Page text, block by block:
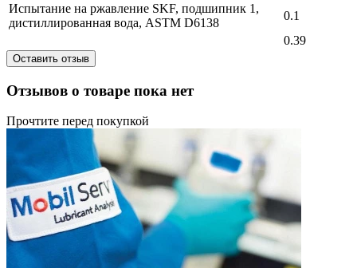
Испытание на ржавление SKF, подшипник 1,
дистиллированная вода, ASTM D6138
0.1
0.39
Оставить отзыв
Отзывов о товаре пока нет
Прочтите перед покупкой